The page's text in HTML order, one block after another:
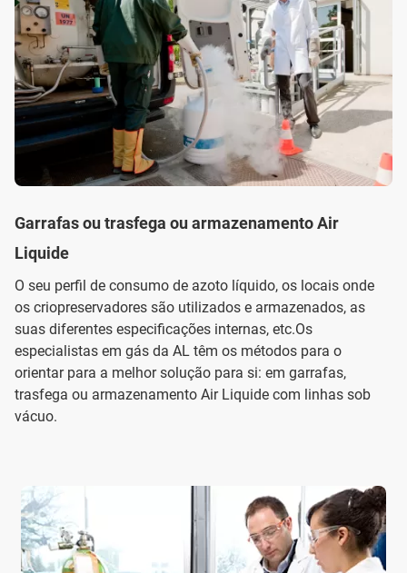
Garrafas ou trasfega ou armazenamento Air
Liquide
O seu perfil de consumo de azoto líquido, os locais onde
os criopreservadores são utilizados e armazenados, as
suas diferentes especificações internas, etc.Os
especialistas em gás da AL têm os métodos para o
orientar para a melhor solução para si: em garrafas,
trasfega ou armazenamento Air Liquide com linhas sob
vácuo.